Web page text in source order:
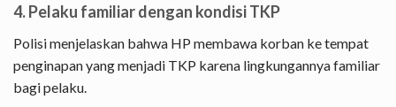
4. Pelaku familiar dengan kondisi TKP
Polisi menjelaskan bahwa HP membawa korban ke tempat
penginapan yang menjadi TKP karena lingkungannya familiar
bagi pelaku.